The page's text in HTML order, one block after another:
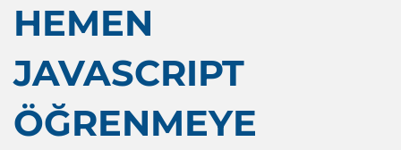
HEMEN
JAVASCRIPT
ÖĞRENMEYE